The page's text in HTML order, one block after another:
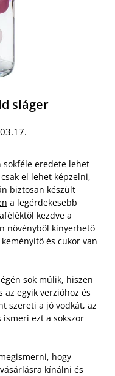
sláger
sokféle eredete lehet
el lehet képzelni,
biztosan készült
a legérdekesebb
kezdve a
növényből kinyerhető
és cukor van
sok múlik, hiszen
az egyik verzióhoz és
szereti a jó vodkát, az
ezt a sokszor
hogy
kínálni és